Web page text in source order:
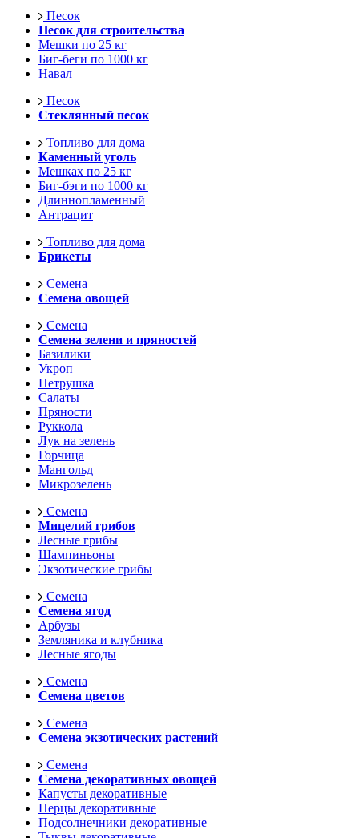
Песок
Песок для строительства
Мешки по 25 кг
Биг-беги по 1000 кг
Навал
Песок
Стеклянный песок
Топливо для дома
Каменный уголь
Мешках по 25 кг
Биг-бэги по 1000 кг
Длиннопламенный
Антрацит
Топливо для дома
Брикеты
Семена
Семена овощей
Семена
Семена зелени и пряностей
Базилики
Укроп
Петрушка
Салаты
Пряности
Руккола
Лук на зелень
Горчица
Мангольд
Микрозелень
Семена
Мицелий грибов
Лесные грибы
Шампиньоны
Экзотические грибы
Семена
Семена ягод
Арбузы
Земляника и клубника
Лесные ягоды
Семена
Семена цветов
Семена
Семена экзотических растений
Семена
Семена декоративных овощей
Капусты декоративные
Перцы декоративные
Подсолнечники декоративные